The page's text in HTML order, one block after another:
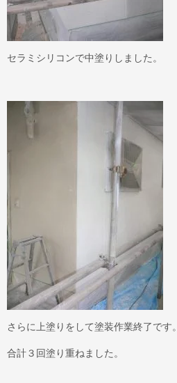
セラミシリコンで中塗りしました。
さらに上塗りをして塗装作業終了です。
合計３回塗り重ねました。